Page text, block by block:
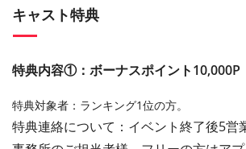
キャスト特典
特典内容①：ボーナスポイント10,000P
特典対象者：ランキング1位の方。
特典連絡について：イベント終了後5営